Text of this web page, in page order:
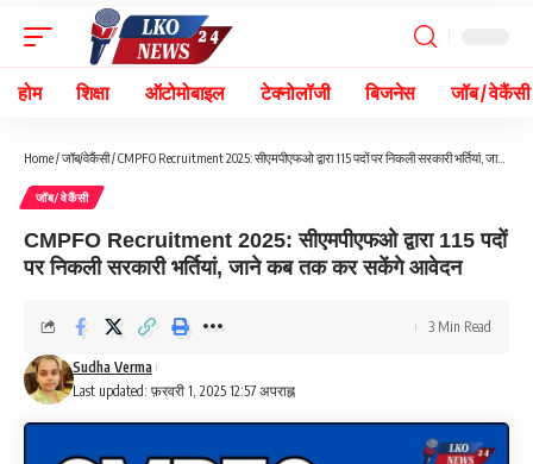
होम शिक्षा ऑटोमोबाइल टेक्नोलॉजी बिजनेस जॉब / वेकैंसी
Home/जॉब/वेकैंसी/CMPFO Recruitment 2025: सीएमपीएफओ द्वारा 115 पदों पर निकली सरकारी भर्तियां, जाने कब तक कर सकेंगे आवेदन
जॉब/वेकैंसी
CMPFO Recruitment 2025: सीएमपीएफओ द्वारा 115 पदों
पर निकली सरकारी भर्तियां, जाने कब तक कर सकेंगे आवेदन
Last updated: फ़रवरी 1, 2025 12:57 अपराह्न
Sudha Verma
3 Min Read